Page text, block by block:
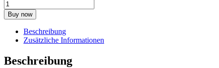
Buy now
Beschreibung
Zusätzliche Informationen
Beschreibung